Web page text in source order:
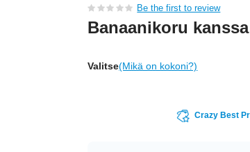
Be the first to review
Banaanikoru
Valitse(Mikä on kokoni?)
Crazy Best